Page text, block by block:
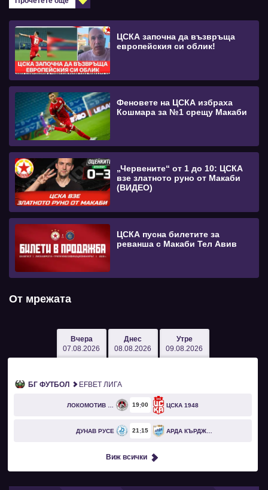
ЦСКА започна да възвръща
европейския си облик!
Феновете на ЦСКА избраха
Кошмара за №1 срещу Макаби
„Червените“ от 1 до 10: ЦСКА
взе златното руно от Макаби
(ВИДЕО)
ЦСКА пусна билетите за
реванша с Макаби Тел Авив
От мрежата
Вчера
07.08.2026
Днес
08.08.2026
Утре
09.08.2026
БГ ФУТБОЛ EFBET ЛИГА
ЛОКОМОТИВ СОФИЯ 19 00 ЦСКА 1948
ДУНАВ РУСЕ 21 15 АРДА КЪРДЖАЛИ
Виж всички